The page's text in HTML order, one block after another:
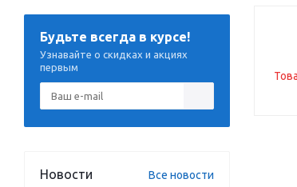
Будьте всегда в курсе!
Узнавайте о скидках и акциях
первым
Новости Все новости